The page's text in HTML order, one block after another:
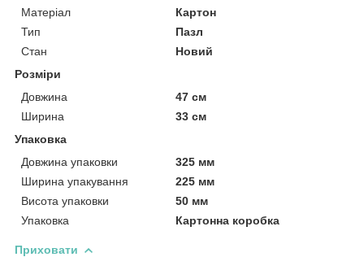
Матеріал
Картон
Тип
Пазл
Стан
Новий
Розміри
Довжина
47 см
Ширина
33 см
Упаковка
Довжина упаковки
325 мм
Ширина упакування
225 мм
Висота упаковки
50 мм
Упаковка
Картонна коробка
Приховати